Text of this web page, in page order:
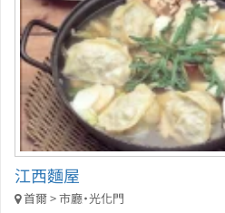
江西麵屋
首爾 > 市廳・光化門